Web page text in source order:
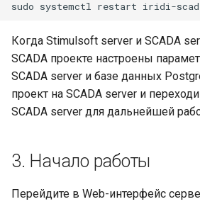
Когда Stimulsoft server и SCADA
SCADA проекте настроены
SCADA server и базе данных
проект на SCADA server и
SCADA server для дальнейшей
3. Начало работы
Перейдите в Web-интерфейс